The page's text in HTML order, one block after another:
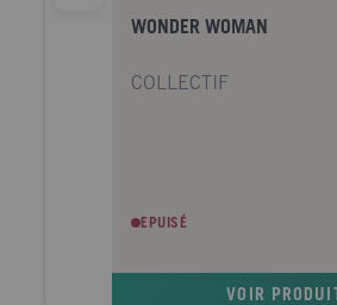
WONDER WOMAN
COLLECTIF
EPUISÉ
VOIR PRODUIT